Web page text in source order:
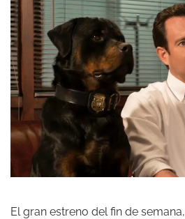
El gran estreno del fin de semana,